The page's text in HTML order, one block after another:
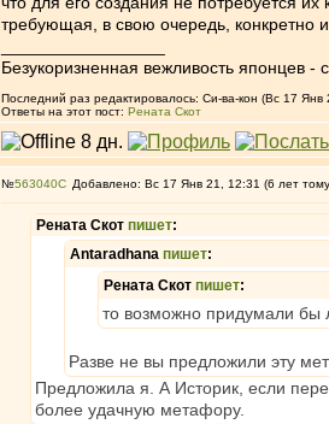
требующая, в свою очередь, конкретно
Безукоризненная вежливость японцев -
Последний раз редактировалось: Си-ва-кон (Вс 17 Янв
Ответы на этот пост: Рената Скот
№563040 Добавлено: Вс 17 Янв 21, 12:31 (6 лет
Рената Скот пишет:
Antaradhana пишет:
Рената Скот пишет:
то возможно придумали
Разве не вы предложили эту
Предложила я. А Историк, если
более удачную метафору.